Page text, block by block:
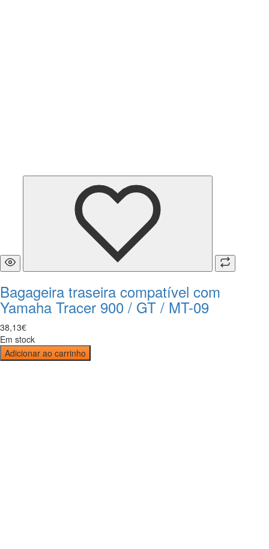
Bagageira traseira compatível com
Yamaha Tracer 900 / GT / MT-09
38,13€
Em stock
Adicionar ao carrinho